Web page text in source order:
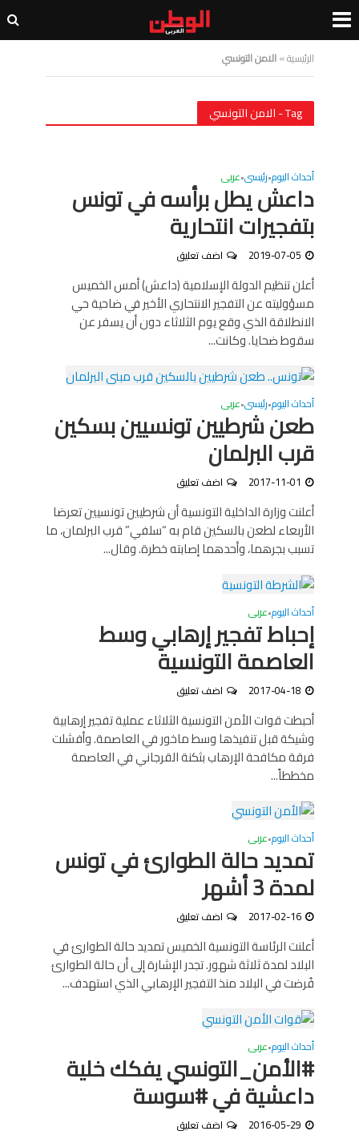
الرئيسية»الامن التونسي
Tag - الامن التونسي
أحداث اليوم•رئيسى•عربى
داعش يطل برأسه في تونس
بتفجيرات انتحارية
2019-07-05 اضف تعليق
أعلن تنظيم الدولة الإسلامية (داعش) أمس الخميس
مسؤوليته عن التفجير الانتحاري الأخير في ضاحية حي
الانطلاقة الذي وقع يوم الثلاثاء دون أن يسفر عن
سقوط ضحايا. وكانت...
أحداث اليوم•رئيسى•عربى
طعن شرطيين تونسيين بسكين
قرب البرلمان
2017-11-01 اضف تعليق
أعلنت وزارة الداخلية التونسية أن شرطيين تونسيين تعرضا
الأربعاء لطعن بالسكين قام به “سلفي” قرب البرلمان، ما
تسبب بجرهما، وأحدهما إصابته خطرة. وقال...
أحداث اليوم•عربى
إحباط تفجير إرهابي وسط
العاصمة التونسية
2017-04-18 اضف تعليق
أحبطت قوات الأمن التونسية الثلاثاء عملية تفجير إرهابية
وشيكة قبل تنفيذها وسط ماخور في العاصمة. وأفشلت
فرقة مكافحة الإرهاب بثكنة القرجاني في العاصمة
مخططاً...
أحداث اليوم•عربى
تمديد حالة الطوارئ في تونس
لمدة 3 أشهر
2017-02-16 اضف تعليق
أعلنت الرئاسة التونسية الخميس تمديد حالة الطوارئ في
البلاد لمدة ثلاثة شهور. تجدر الإشارة إلى أن حالة الطوارئ
فُرضت في البلاد منذ التفجير الإرهابي الذي استهدف...
أحداث اليوم•عربى
#الأمن_التونسي يفكك خلية
داعشية في #سوسة
2016-05-29 اضف تعليق